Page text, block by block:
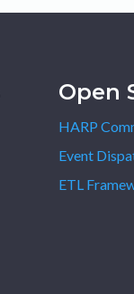
Open
HARP
Event
ETL